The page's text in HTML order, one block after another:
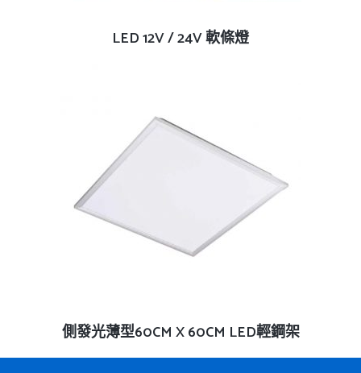
查看內容
LED 12V / 24V 軟條燈
查看內容
側發光薄型60CM X 60CM LED輕鋼架